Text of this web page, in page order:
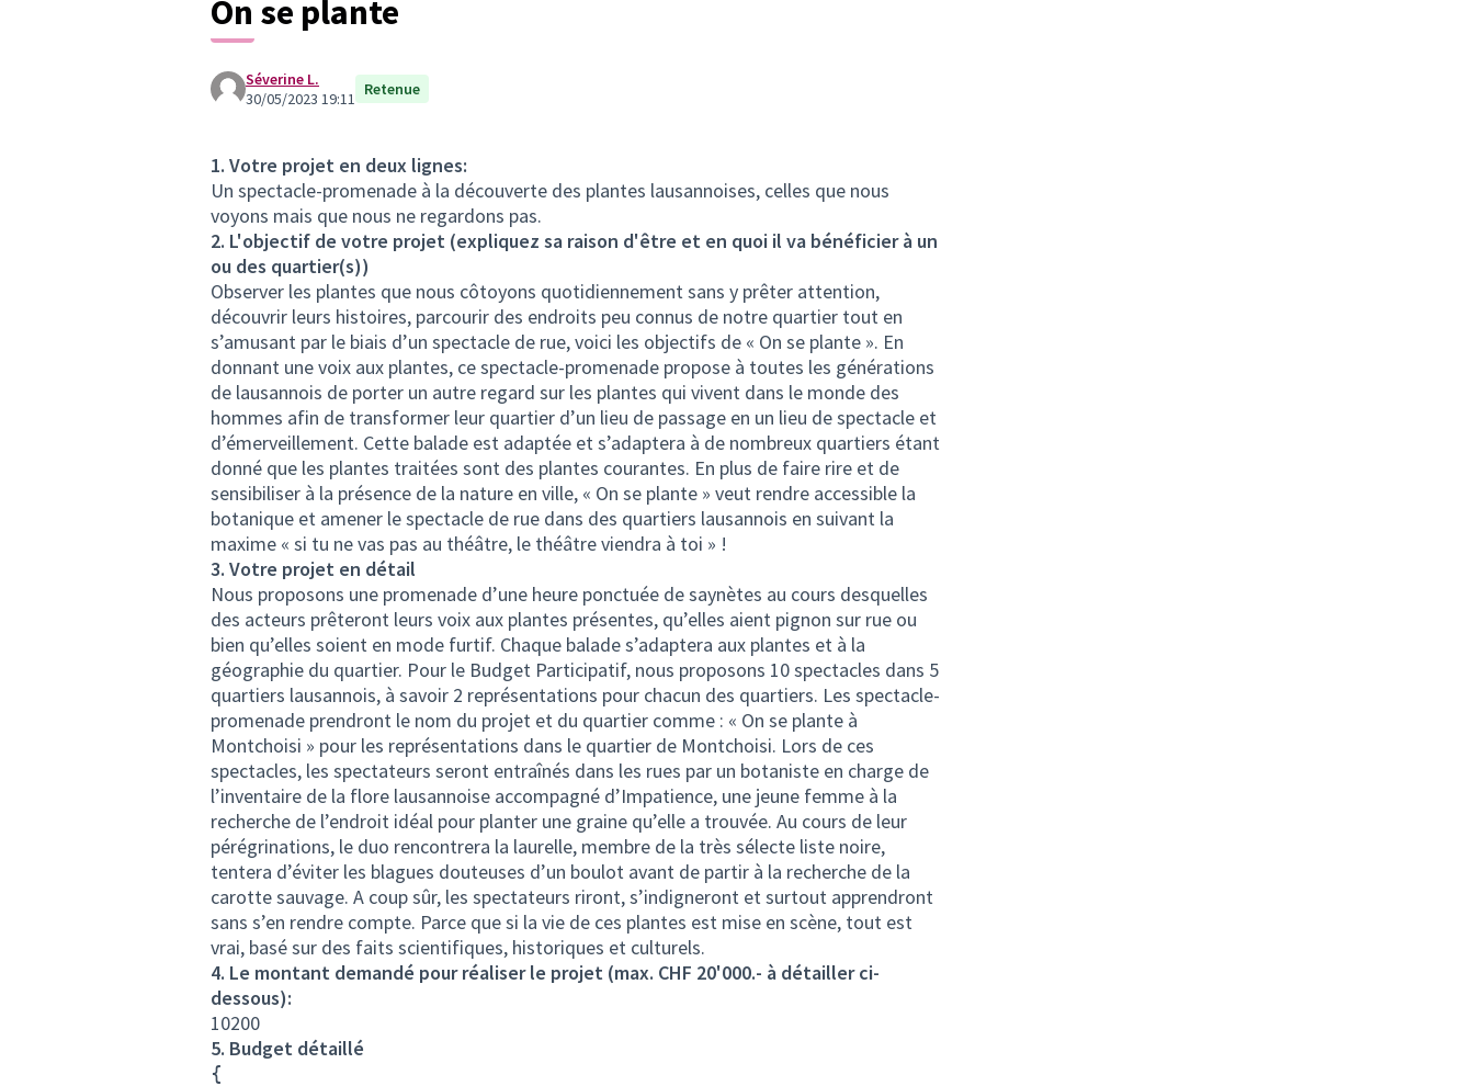
RÉALISATION
10 Enquêtes lausannoises
On se plante
Séverine L.
30/05/2023 19:11 Retenue
1. Votre projet en deux lignes:
Un spectacle-promenade à la découverte des plantes lausannoises, celles que nous
voyons mais que nous ne regardons pas.
2. L'objectif de votre projet (expliquez sa raison d'être et en quoi il va bénéficier à un
ou des quartier(s))
Observer les plantes que nous côtoyons quotidiennement sans y prêter attention,
découvrir leurs histoires, parcourir des endroits peu connus de notre quartier tout en
s’amusant par le biais d’un spectacle de rue, voici les objectifs de « On se plante ». En
donnant une voix aux plantes, ce spectacle-promenade propose à toutes les générations
de lausannois de porter un autre regard sur les plantes qui vivent dans le monde des
hommes afin de transformer leur quartier d’un lieu de passage en un lieu de spectacle et
d’émerveillement. Cette balade est adaptée et s’adaptera à de nombreux quartiers étant
donné que les plantes traitées sont des plantes courantes. En plus de faire rire et de
sensibiliser à la présence de la nature en ville, « On se plante » veut rendre accessible la
botanique et amener le spectacle de rue dans des quartiers lausannois en suivant la
maxime « si tu ne vas pas au théâtre, le théâtre viendra à toi » !
3. Votre projet en détail
Nous proposons une promenade d’une heure ponctuée de saynètes au cours desquelles
des acteurs prêteront leurs voix aux plantes présentes, qu’elles aient pignon sur rue ou
bien qu’elles soient en mode furtif. Chaque balade s’adaptera aux plantes et à la
géographie du quartier. Pour le Budget Participatif, nous proposons 10 spectacles dans 5
quartiers lausannois, à savoir 2 représentations pour chacun des quartiers. Les spectacle-
promenade prendront le nom du projet et du quartier comme : « On se plante à
Montchoisi » pour les représentations dans le quartier de Montchoisi. Lors de ces
spectacles, les spectateurs seront entraînés dans les rues par un botaniste en charge de
l’inventaire de la flore lausannoise accompagné d’Impatience, une jeune femme à la
recherche de l’endroit idéal pour planter une graine qu’elle a trouvée. Au cours de leur
pérégrinations, le duo rencontrera la laurelle, membre de la très sélecte liste noire,
tentera d’éviter les blagues douteuses d’un boulot avant de partir à la recherche de la
carotte sauvage. A coup sûr, les spectateurs riront, s’indigneront et surtout apprendront
sans s’en rendre compte. Parce que si la vie de ces plantes est mise en scène, tout est
vrai, basé sur des faits scientifiques, historiques et culturels.
4. Le montant demandé pour réaliser le projet (max. CHF 20'000.- à détailler ci-
dessous):
10200
5. Budget détaillé
{